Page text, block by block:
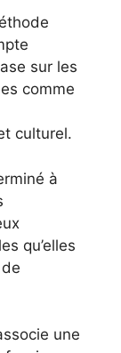
sur les
comme
culturel.
à
qu’elles
une